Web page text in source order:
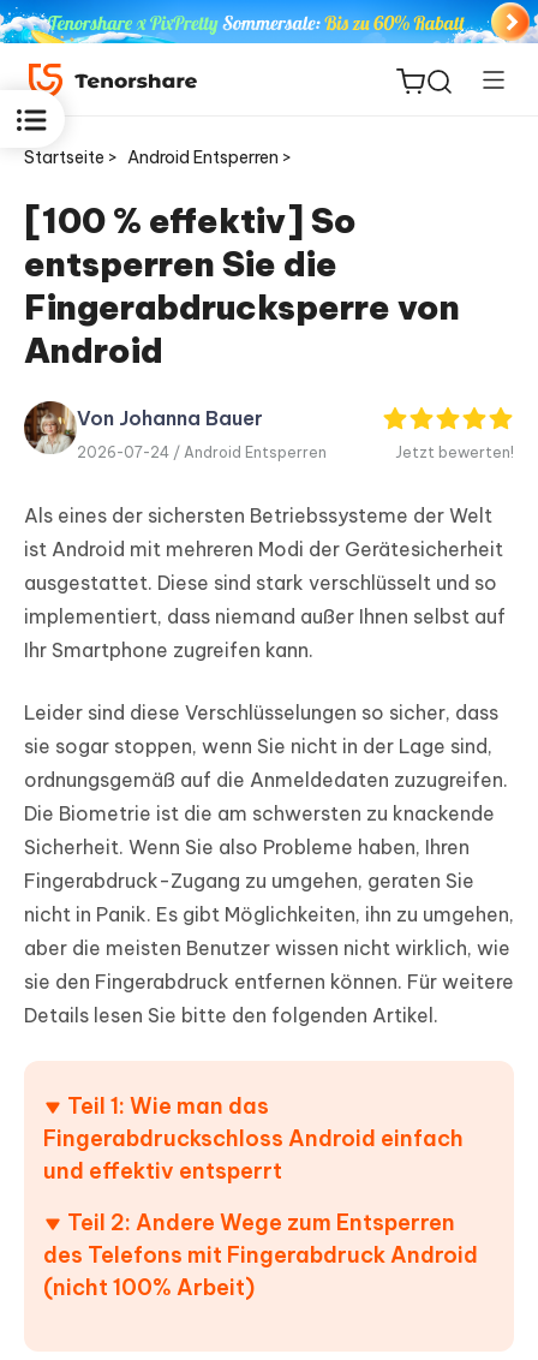
ReiBoot
PDNob
Editor
Startseite > Android Entsperren >
[100 % effektiv] So
entsperren Sie die
Fingerabdrucksperre von
Android
Von Johanna Bauer
2026-07-24 / Android Entsperren Jetzt bewerten!
Als eines der sichersten Betriebssysteme der Welt
ist Android mit mehreren Modi der Gerätesicherheit
ausgestattet. Diese sind stark verschlüsselt und so
implementiert, dass niemand außer Ihnen selbst auf
Ihr Smartphone zugreifen kann.
Leider sind diese Verschlüsselungen so sicher, dass
sie sogar stoppen, wenn Sie nicht in der Lage sind,
ordnungsgemäß auf die Anmeldedaten zuzugreifen.
Die Biometrie ist die am schwersten zu knackende
Sicherheit. Wenn Sie also Probleme haben, Ihren
Fingerabdruck-Zugang zu umgehen, geraten Sie
nicht in Panik. Es gibt Möglichkeiten, ihn zu umgehen,
aber die meisten Benutzer wissen nicht wirklich, wie
sie den Fingerabdruck entfernen können. Für weitere
Details lesen Sie bitte den folgenden Artikel.
Teil 1: Wie man das
Fingerabdruckschloss Android einfach
und effektiv entsperrt
Teil 2: Andere Wege zum Entsperren
des Telefons mit Fingerabdruck Android
(nicht 100% Arbeit)